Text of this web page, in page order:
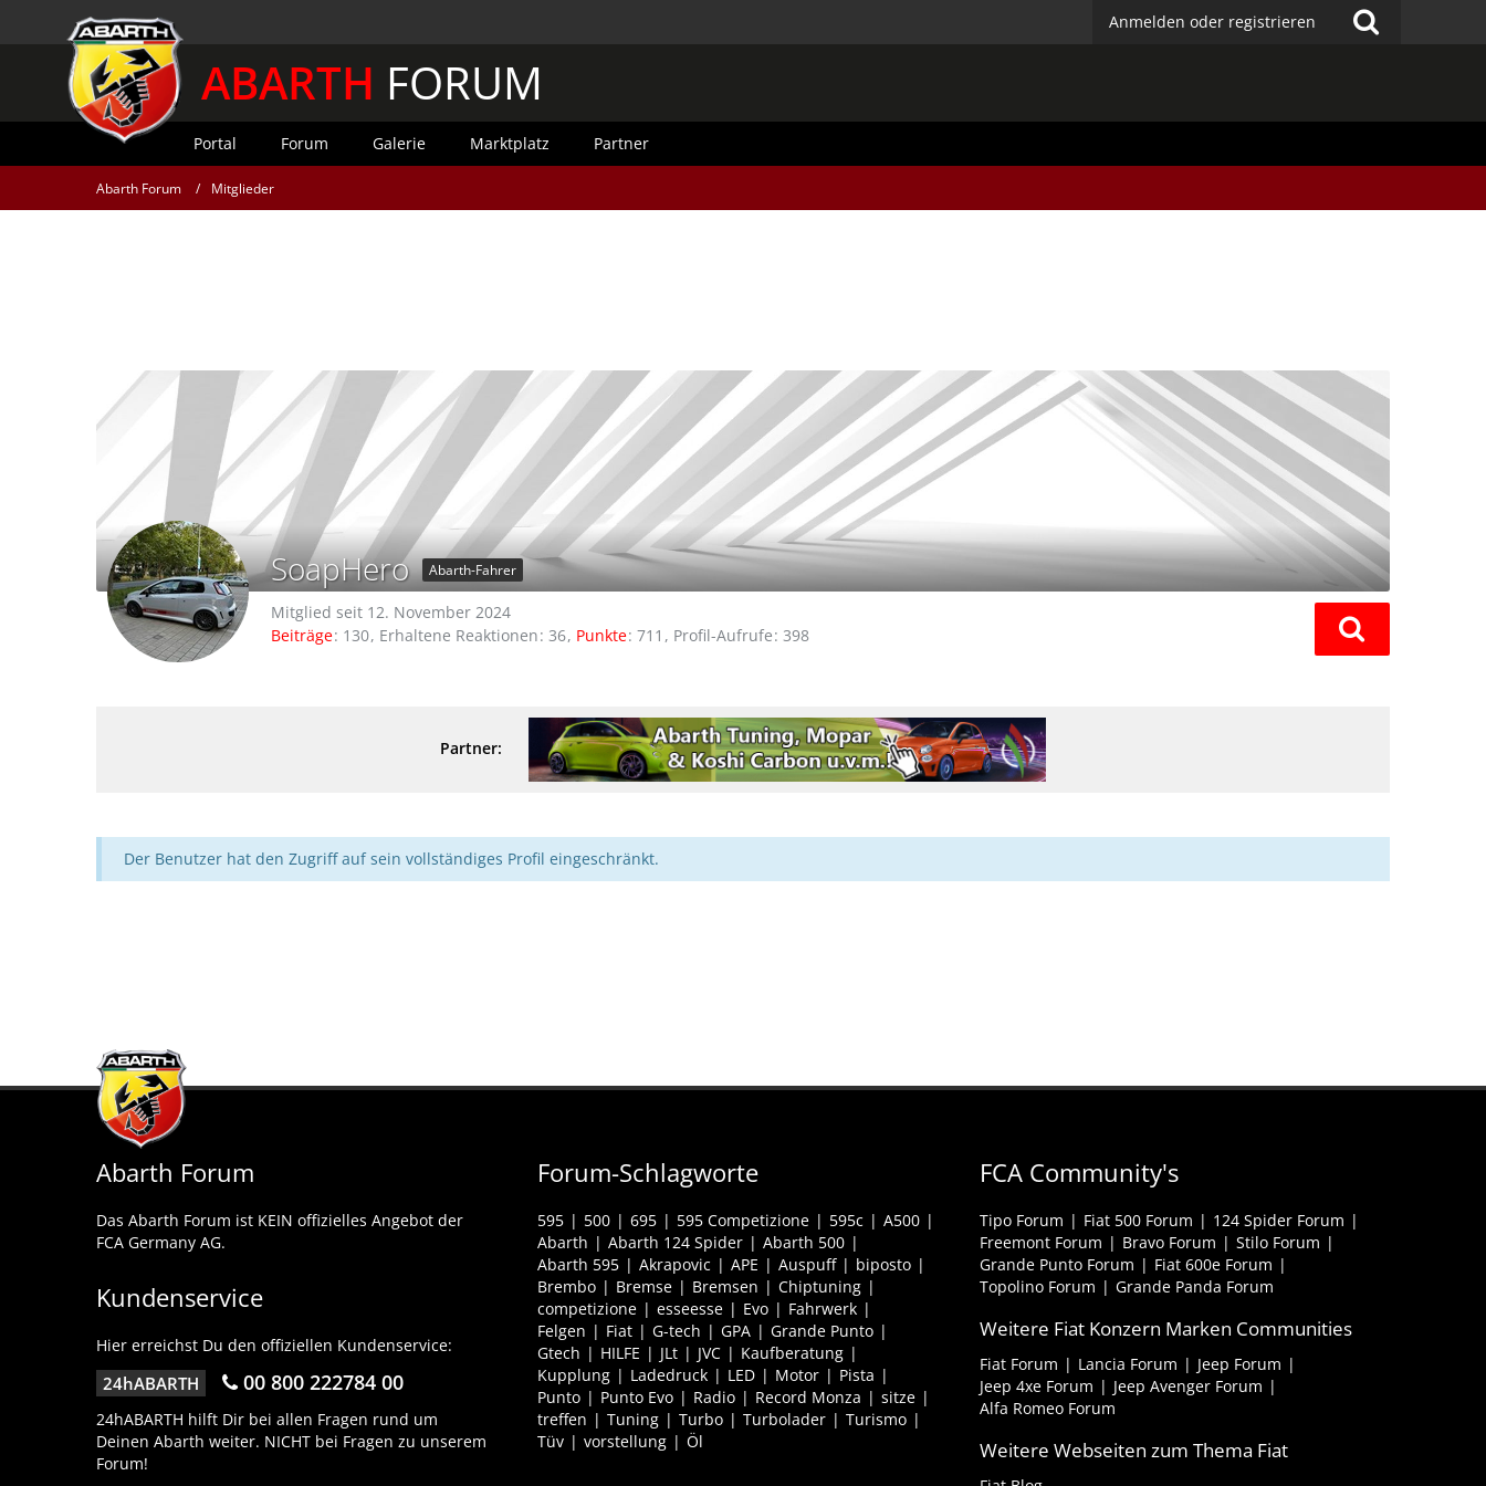
Anmelden oder registrieren
ABARTH FORUM
Portal Forum Galerie Marktplatz Partner
Abarth Forum Mitglieder
SoapHero Abarth-Fahrer
Mitglied seit 12. November 2024
Beiträge 130 Erhaltene Reaktionen 36 Punkte 711 Profil-Aufrufe 398
Partner:
Der Benutzer hat den Zugriff auf sein vollständiges Profil eingeschränkt.
Abarth Forum
Das Abarth Forum ist KEIN offizielles Angebot der
FCA Germany AG.
Kundenservice
Hier erreichst Du den offiziellen Kundenservice:
24hABARTH 00 800 222784 00
24hABARTH hilft Dir bei allen Fragen rund um
Deinen Abarth weiter. NICHT bei Fragen zu unserem
Forum!
Forum-Schlagworte
595 500 695 595 Competizione 595c
A500
Abarth
Abarth 124 Spider
Abarth 500
Abarth 595
Akrapovic APE Auspuff
biposto
Brembo
Bremse Bremsen
Chiptuning
competizione
esseesse Evo
Fahrwerk
Felgen
Fiat G-tech GPA
Grande Punto
Gtech
HILFE JLt JVC
Kaufberatung
Kupplung
Ladedruck LED Motor
Pista
Punto
Punto Evo Radio Record Monza
sitze
treffen
Tuning Turbo Turbolader
Turismo
Tüv
vorstellung Öl
FCA Community's
Tipo Forum Fiat 500 Forum
124 Spider Forum
Freemont Forum
Bravo Forum
Stilo Forum
Grande Punto Forum
Fiat 600e Forum
Topolino Forum
Grande Panda Forum
Weitere Fiat Konzern Marken Communities
Fiat Forum Lancia Forum
Jeep Forum
Jeep 4xe Forum
Jeep Avenger Forum
Alfa Romeo Forum
Weitere Webseiten zum Thema Fiat